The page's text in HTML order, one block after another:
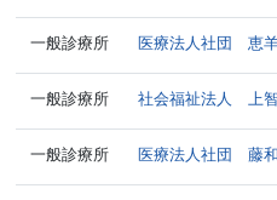
一般診療所 医療法人社団 恵
一般診療所 社会福祉法人 上
一般診療所 医療法人社団 藤